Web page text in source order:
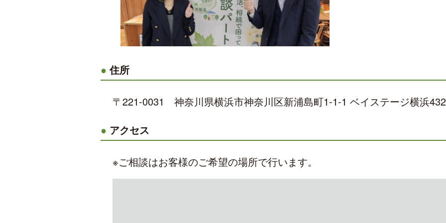
住所
〒221-0031 神奈川県横浜市神奈川区新浦島町1-1-1 ベイステージ横浜
アクセス
※ご相談はお客様のご希望の場所で行います。